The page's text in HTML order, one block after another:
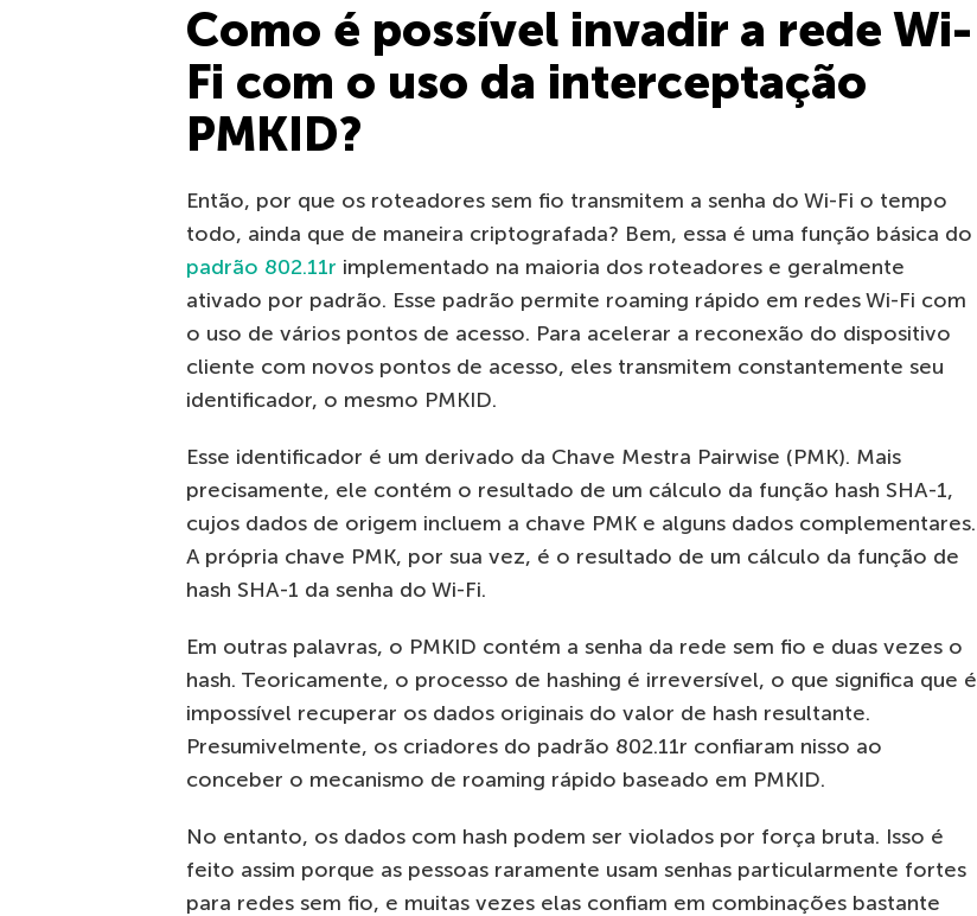
Como é possível invadir a rede Wi-
Fi com o uso da interceptação
PMKID?
Então, por que os roteadores sem fio transmitem a senha do Wi-Fi o tempo
todo, ainda que de maneira criptografada? Bem, essa é uma função básica do
padrão 802.11r implementado na maioria dos roteadores e geralmente
ativado por padrão. Esse padrão permite roaming rápido em redes Wi-Fi com
o uso de vários pontos de acesso. Para acelerar a reconexão do dispositivo
cliente com novos pontos de acesso, eles transmitem constantemente seu
identificador, o mesmo PMKID.
Esse identificador é um derivado da Chave Mestra Pairwise (PMK). Mais
precisamente, ele contém o resultado de um cálculo da função hash SHA-1,
cujos dados de origem incluem a chave PMK e alguns dados complementares.
A própria chave PMK, por sua vez, é o resultado de um cálculo da função de
hash SHA-1 da senha do Wi-Fi.
Em outras palavras, o PMKID contém a senha da rede sem fio e duas vezes o
hash. Teoricamente, o processo de hashing é irreversível, o que significa que é
impossível recuperar os dados originais do valor de hash resultante.
Presumivelmente, os criadores do padrão 802.11r confiaram nisso ao
conceber o mecanismo de roaming rápido baseado em PMKID.
No entanto, os dados com hash podem ser violados por força bruta. Isso é
feito assim porque as pessoas raramente usam senhas particularmente fortes
para redes sem fio, e muitas vezes elas confiam em combinações bastante